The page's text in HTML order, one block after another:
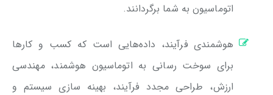
اتوماسیون به شما برگردانند.
هوشمندی فرآیند، داده‌هایی است که کسب و کارها
برای سوخت رسانی به اتوماسیون هوشمند، مهندسی
ارزش، طراحی مجدد فرآیند، بهینه سازی سیستم و